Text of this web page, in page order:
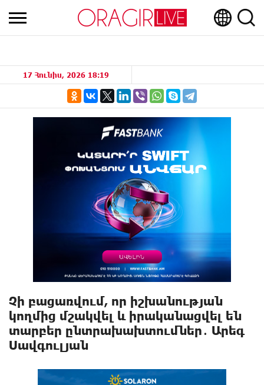
17 Հունիս, 2026 18:19
Չի բացառվում, որ իշխանության
կողմից մշակվել և իրականացվել են
տարբեր ընտրախախտումներ․ Արեգ
Սավգուլյան